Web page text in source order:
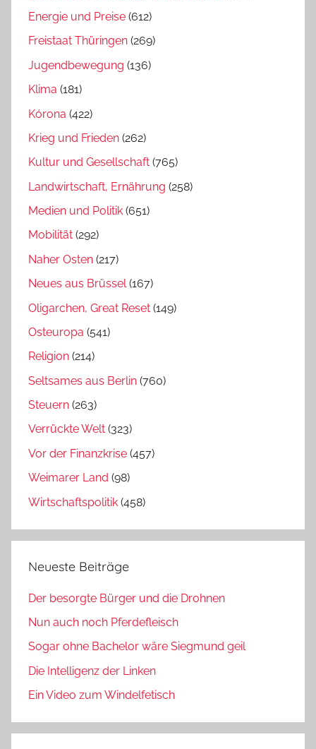
Energie und Preise (612)
Freistaat Thüringen (269)
Jugendbewegung (136)
Klima (181)
Kórona (422)
Krieg und Frieden (262)
Kultur und Gesellschaft (765)
Landwirtschaft, Ernährung (258)
Medien und Politik (651)
Mobilität (292)
Naher Osten (217)
Neues aus Brüssel(167)
Oligarchen, Great Reset (149)
Osteuropa (541)
Religion (214)
Seltsames aus Berlin (760)
Steuern (263)
Verrückte Welt (323)
Vor der Finanzkrise (457)
Weimarer Land (98)
Wirtschaftspolitik (458)
Neueste Beiträge
Der besorgte Bürger und die Drohnen
Nun auch noch Pferdefleisch
Sogar ohne Bachelor wäre Siegmund geil
Die Intelligenz der Linken
Ein Video zum Windelfetisch